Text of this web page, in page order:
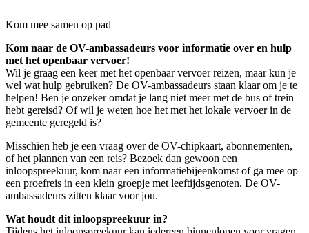
Kom mee samen op pad
Kom naar de OV-ambassadeurs voor informatie over en hulp
met het openbaar vervoer!
Wil je graag een keer met het openbaar vervoer reizen, maar kun je
wel wat hulp gebruiken? De OV-ambassadeurs staan klaar om je te
helpen! Ben je onzeker omdat je lang niet meer met de bus of trein
hebt gereisd? Of wil je weten hoe het met het lokale vervoer in de
gemeente geregeld is?
Misschien heb je een vraag over de OV-chipkaart, abonnementen,
of het plannen van een reis? Bezoek dan gewoon een
inloopspreekuur, kom naar een informatiebijeenkomst of ga mee op
een proefreis in een klein groepje met leeftijdsgenoten. De OV-
ambassadeurs zitten klaar voor jou.
Wat houdt dit inloopspreekuur in?